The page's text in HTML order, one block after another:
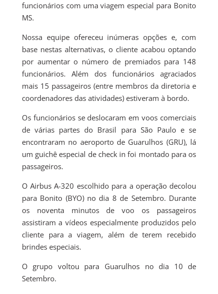
funcionários com uma viagem especial para Bonito
MS.
Nossa equipe ofereceu inúmeras opções e, com
base nestas alternativas, o cliente acabou optando
por aumentar o número de premiados para 148
funcionários. Além dos funcionários agraciados
mais 15 passageiros (entre membros da diretoria e
coordenadores das atividades) estiveram à bordo.
Os funcionários se deslocaram em voos comerciais
de várias partes do Brasil para São Paulo e se
encontraram no aeroporto de Guarulhos (GRU), lá
um guichê especial de check in foi montado para os
passageiros.
O Airbus A-320 escolhido para a operação decolou
para Bonito (BYO) no dia 8 de Setembro. Durante
os noventa minutos de voo os passageiros
assistiram a vídeos especialmente produzidos pelo
cliente para a viagem, além de terem recebido
brindes especiais.
O grupo voltou para Guarulhos no dia 10 de
Setembro.